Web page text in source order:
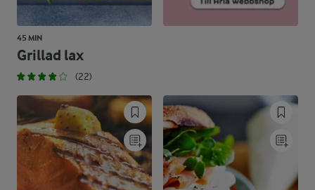
45 MIN
Grillad lax
(22)